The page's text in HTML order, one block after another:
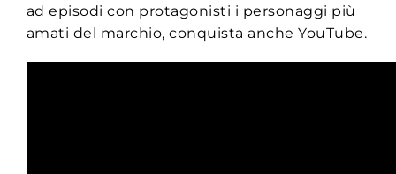
ad episodi con protagonisti i personaggi più
amati del marchio, conquista anche YouTube.